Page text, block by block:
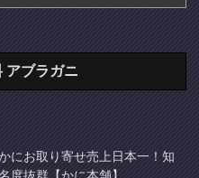
アブラガニ
にお取り寄せ売上日本一！知